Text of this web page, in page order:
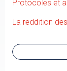
Protocoles et
La reddition